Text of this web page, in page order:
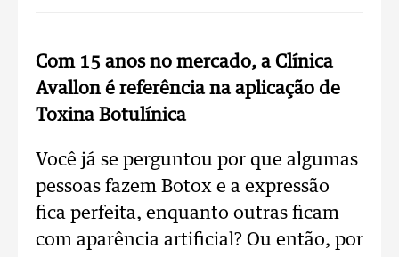
Com 15 anos no mercado, a Clínica
Avallon é referência na aplicação de
Toxina Botulínica
Você já se perguntou por que algumas
pessoas fazem Botox e a expressão
fica perfeita, enquanto outras ficam
com aparência artificial? Ou então, por